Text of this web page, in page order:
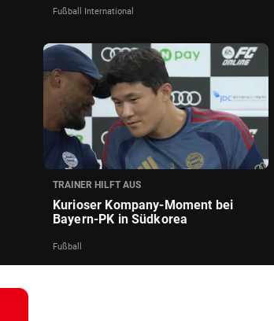
Fußball International
TRAINER HILFT AUS
Kurioser Kompany-Moment bei
Bayern-PK in Südkorea
Fußball